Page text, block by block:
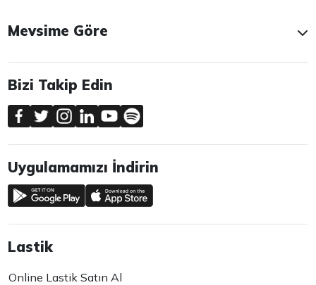
Mevsime Göre
Bizi Takip Edin
Uygulamamızı İndirin
Lastik
Online Lastik Satın Al